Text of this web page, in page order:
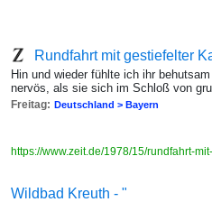
Rundfahrt mit gestiefelter
Hin und wieder fühlte ich ihr
nervös, als sie sich im Schloß von
Freitag: Deutschland > Bayern
https://www.zeit.de/1978/15/rundfahrt-
Wildbad Kreuth - "